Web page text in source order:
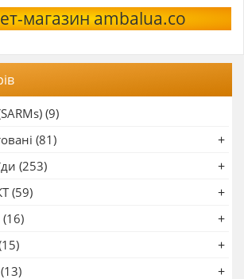
магазин ambalua.co
(9)
(81)
(253)
(59)